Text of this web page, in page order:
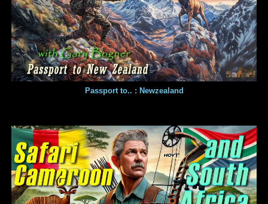
Passport to.. : Newzealand